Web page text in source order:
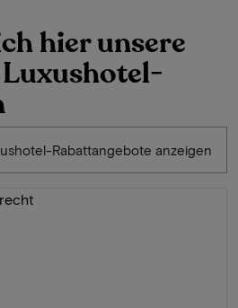
hier unsere
Rabattangebote anzeigen